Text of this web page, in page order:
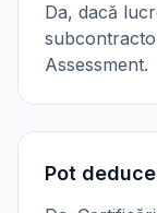
Da, dacă
Assessment.
Pot